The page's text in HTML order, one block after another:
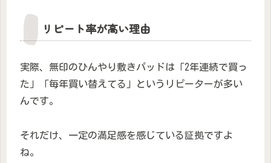
リピート率が高い理由
実際、無印のひんやり敷きパッドは「2年連続で買っ
た」「毎年買い替えてる」というリピーターが多い
んです。
それだけ、一定の満足感を感じている証拠ですよ
ね。